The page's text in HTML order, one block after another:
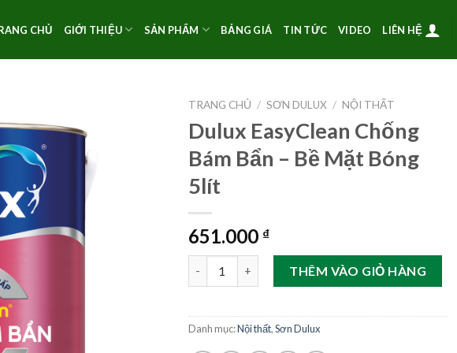
CHỦ GIỚI THIỆU SẢN PHẨM BẢNG GIÁ TIN TỨC VIDEO LIÊN HỆ
TRANG CHỦ / SƠN DULUX / NỘI THẤT
Dulux EasyClean Chống
Bám Bẩn – Bề Mặt Bóng
5lít
651.000 ₫
Dulux EasyClean Chống Bám Bẩn – Bề Mặt Bóng
THÊM VÀO GIỎ HÀNG
Danh mục:Nội thất,Sơn Dulux